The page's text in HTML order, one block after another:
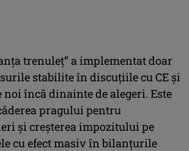
trenuleț” a implementat doar
stabilite în discuțiile cu CE și
noi încă dinainte de alegeri. Este
pragului pentru
și creșterea impozitului pe
cu efect masiv în bilanțurile